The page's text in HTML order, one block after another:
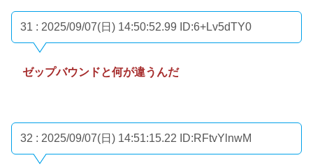
31 : 2025/09/07(日) 14:50:52.99 ID:6+Lv5dTY0
ゼップバウンドと何が違うんだ
32 : 2025/09/07(日) 14:51:15.22 ID:RFtvYlnwM